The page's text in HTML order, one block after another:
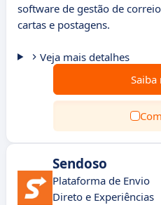
software de gestão de
cartas e postagens.
Veja mais detalhes
Saiba
Sendoso
Plataforma de Envio
Direto e Experiências